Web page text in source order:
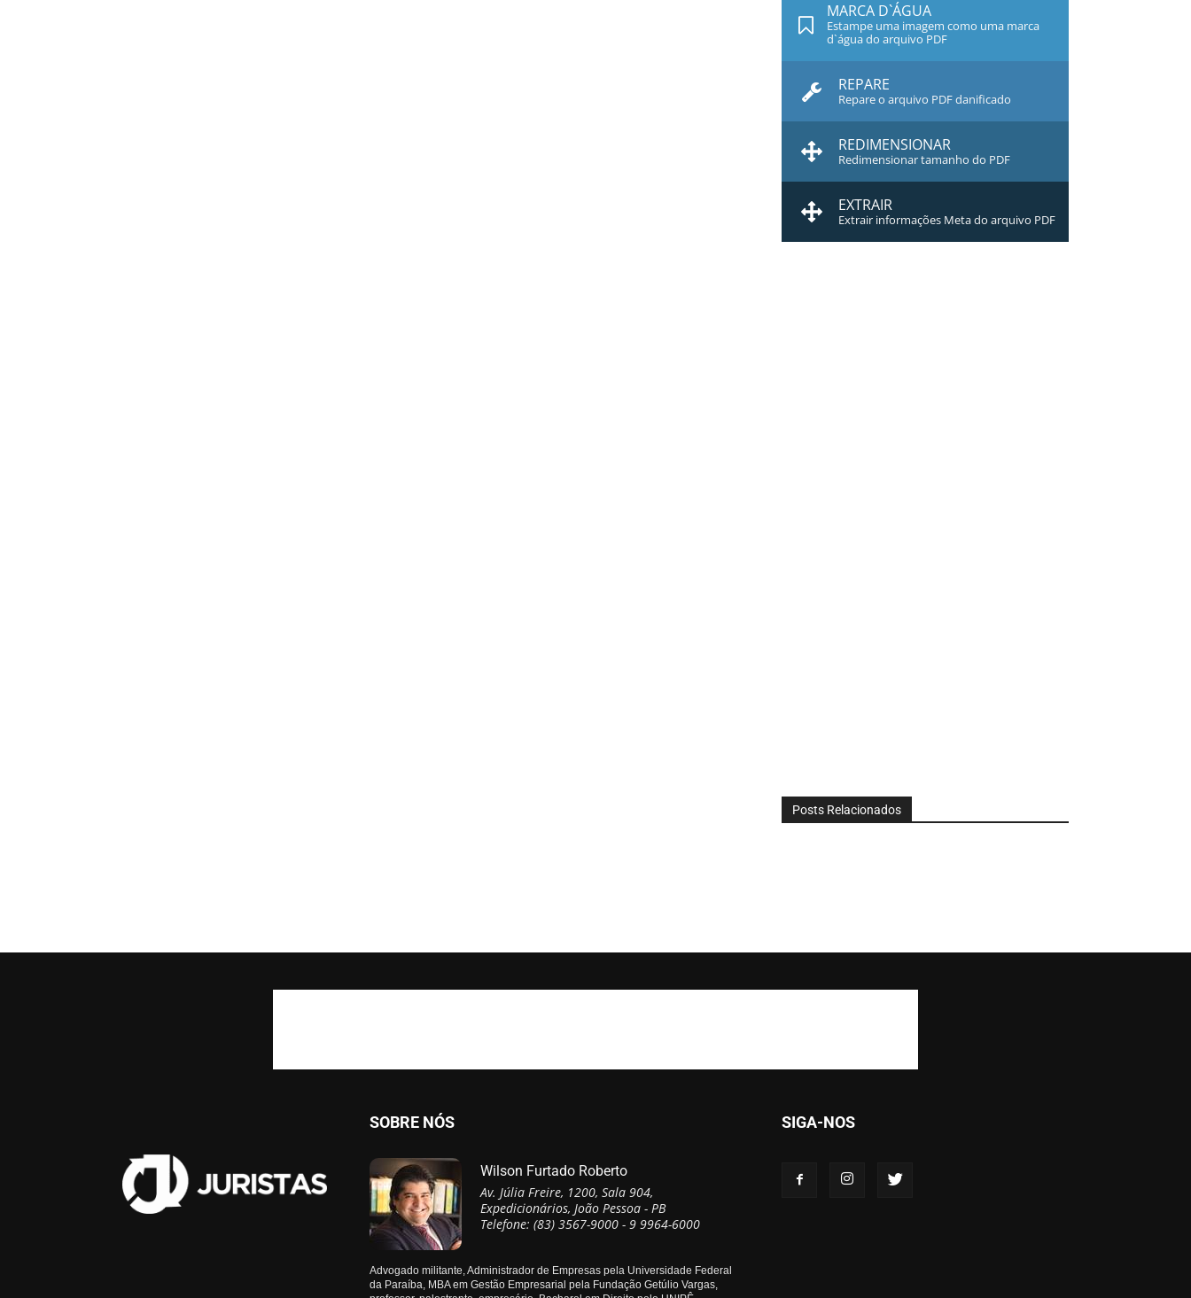
MARCA D`ÁGUA
Estampe uma imagem como uma marca
d`água do arquivo PDF
REPARE
Repare o arquivo PDF danificado
REDIMENSIONAR
Redimensionar tamanho do PDF
EXTRAIR
Extrair informações Meta do arquivo PDF
Posts Relacionados
SOBRE NÓS
Wilson Furtado Roberto
Av. Júlia Freire, 1200, Sala 904,
Expedicionários, João Pessoa - PB
Telefone: (83) 3567-9000 - 9 9964-6000
Advogado militante, Administrador de Empresas pela Universidade Federal
da Paraíba, MBA em Gestão Empresarial pela Fundação Getúlio Vargas,
SIGA-NOS